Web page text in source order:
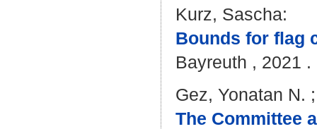
Kurz, Sascha:
Bounds for flag
Bayreuth , 2021 .
Gez, Yonatan N.
The Committee